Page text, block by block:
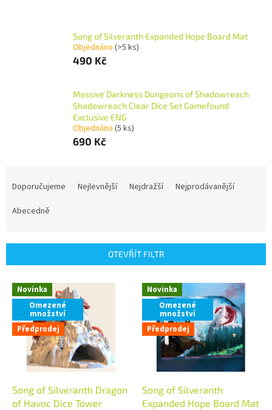
Song of Silveranth Expanded Hope Board Mat
Objednáno (>5 ks)
490 Kč
Massive Darkness Dungeons of Shadowreach
Shadowreach Clear Dice Set Gamefound
Exclusive ENG
Objednáno (5 ks)
690 Kč
r
Doporučujeme Nejlevnější Nejdražší
Nejprodávanější
Abecedně
OTEVŘÍT FILTR
V Novinka
Omezené
množství
Předprodej
Song of Silveranth Dragon
of Havoc Dice Tower
Novinka
Omezené
množství
Předprodej
Song of Silveranth
Expanded Hope Board Mat